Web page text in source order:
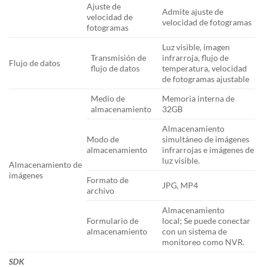
Ajuste de
velocidad de
fotogramas
Admite ajuste de
velocidad de fotogramas
Flujo de datos
Transmisión de
flujo de datos
Luz visible, imagen
infrarroja, flujo de
temperatura, velocidad
de fotogramas ajustable
Almacenamiento de
imágenes
Medio de
almacenamiento
Memoria interna de
32GB
Modo de
almacenamiento
Almacenamiento
simultáneo de imágenes
infrarrojas e imágenes de
luz visible.
Formato de
archivo
JPG, MP4
Formulario de
almacenamiento
Almacenamiento
local; Se puede conectar
con un sistema de
monitoreo como NVR.
SDK